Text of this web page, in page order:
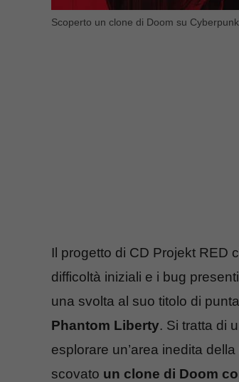
Scoperto un clone di Doom su
Il progetto di CD Projekt RED
difficoltà iniziali e i bug
una svolta al suo titolo di
Phantom Liberty. Si tratta di
esplorare un’area inedita
scovato un clone di Doom